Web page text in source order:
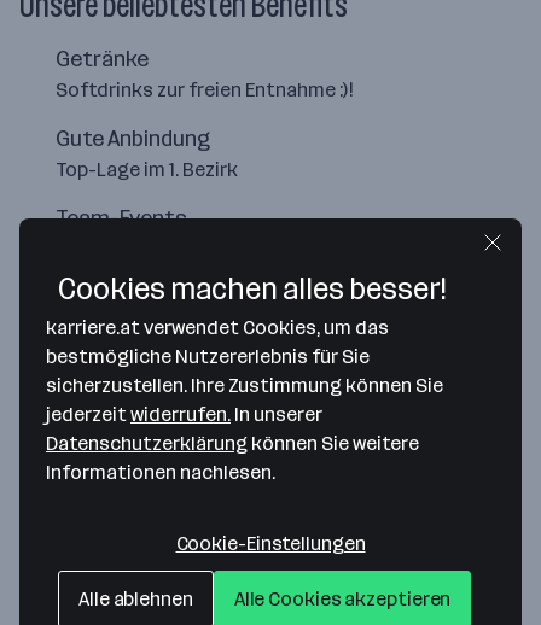
Getränke
Softdrinks zur freien Entnahme :)!
Gute Anbindung
Top-Lage im 1. Bezirk
Team-Events
checkVIEapp GmbH
Cookies machen alles besser!
karriere.at verwendet Cookies, um das
bestmögliche Nutzererlebnis für Sie
sicherzustellen. Ihre Zustimmung können Sie
jederzeit widerrufen. In unserer
Datenschutzerklärung können Sie weitere
Informationen nachlesen.
Cookie-Einstellungen
Alle ablehnen Alle Cookies akzeptieren